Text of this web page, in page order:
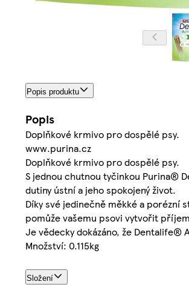
Popis produktu
Popis
Doplňkové krmivo pro dospělé psy.
www.purina.cz
Doplňkové krmivo pro dospělé psy.
S jednou chutnou tyčinkou Purina®
dutiny ústní a jeho spokojený život.
Díky své jedinečně měkké a
pomůže vašemu psovi vytvořit
Je vědecky dokázáno, že
Množství: 0.115kg
Složení